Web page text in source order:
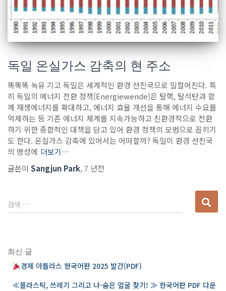
독일 온실가스 감축의 현 주소
똑똑똑 녹유 기고 독일은 세계적인 환경 선진국으로 일컬어진다. 특
히 독일의 에너지 전환 정책(Energiewende)은 탈핵, 탈석탄과 함
께 재생에너지를 확대하고, 에너지 효율 개선을 통해 에너지 수요를
억제하는 등 기존 에너지 체계를 지속가능하고 친환경적으로 전환
하기 위한 종합적인 대책을 담고 있어 환경 정책의 모범으로 꼽히기
도 한다. 온실가스 감축에 있어서는 어떠할까? 독일이 환경 선진국
의 명성에 더보기…
글쓴이 Sangjun Park, 7 년전
다
음
검색 …
최신 글
경제 아틀라스 한국어판 2025 발간(PDF)
≪플라스틱, 쓰레기 그리고 나-숨은 얼굴 찾기! ≫ 한국어판 PDF 다운